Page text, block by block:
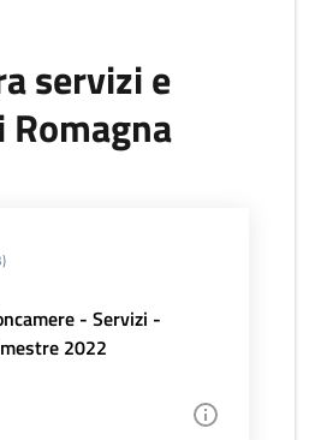
servizi e
- Servizi -
2022